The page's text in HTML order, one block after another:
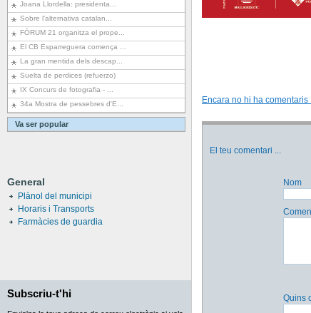
Joana Llordella: presidenta...
Sobre l'alternativa catalan...
FÒRUM 21 organitza el prope...
El CB Esparreguera comença ...
La gran mentida dels descap...
Suelta de perdices (refuerzo)
IX Concurs de fotografia - ...
34a Mostra de pessebres d'E...
Va ser popular
General
Plànol del municipi
Horaris i Transports
Farmàcies de guardia
Subscriu-t'hi
Encara no hi ha
El teu comentari ...
Nom
Quins